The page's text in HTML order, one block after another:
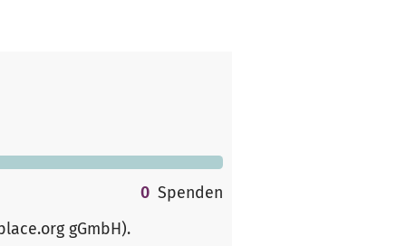
0 Spenden
gGmbH).